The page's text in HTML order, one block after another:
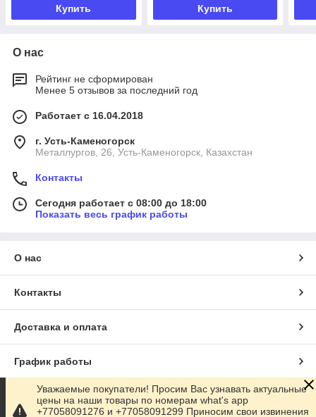
Купить Купить
О нас
Рейтинг не сформирован
Менее 5 отзывов за последний год
Работает с 16.04.2018
г. Усть-Каменогорск
Металлургов, 26, Усть-Каменогорск, Казахстан
Контакты
Сегодня работает с 08:00 до 18:00
Показать весь график работы
О нас
Контакты
Доставка и оплата
График работы
Полная версия сайта
Уважаемые покупатели! Просим Вас узнавать актуальные
цены на наши товары по номерам what's app
+77058091276 и +77058091299 Приносим свои извинения